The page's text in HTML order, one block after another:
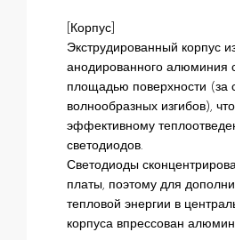
[Корпус]
Экструдированный корпус
анодированного алюминия
площадью поверхности (за
волнообразных изгибов),
эффективному
светодиодов.
Светодиоды
платы, поэтому для
тепловой энергии в
корпуса впрессован